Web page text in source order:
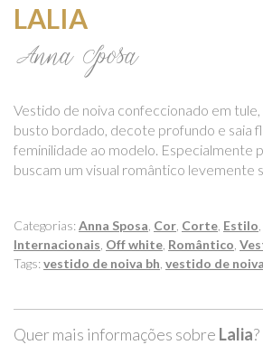
LALIA
Anna Sposa
Vestido de noiva confeccionado em
busto bordado, decote profundo e saia
feminilidade ao modelo. Especialmente
buscam um visual romântico levemente
Categorias:Anna Sposa Cor Corte Estilo
Internacionais Off white Romântico
Tags:vestido de noiva bh vestido de
Quer mais informações sobre Lalia?